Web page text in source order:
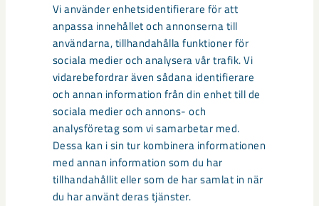
Vi använder enhetsidentifierare för att
anpassa innehållet och annonserna till
användarna, tillhandahålla funktioner för
sociala medier och analysera vår trafik. Vi
vidarebefordrar även sådana identifierare
och annan information från din enhet till de
sociala medier och annons- och
analysföretag som vi samarbetar med.
Dessa kan i sin tur kombinera informationen
med annan information som du har
tillhandahållit eller som de har samlat in när
du har använt deras tjänster.
Så kan humanoida robotar öka
säkerheten i framtidens gruva
Utvecklingen av humanoida robotar, människoliknande
robotar med armar och ben, går snabbt. I takt med att